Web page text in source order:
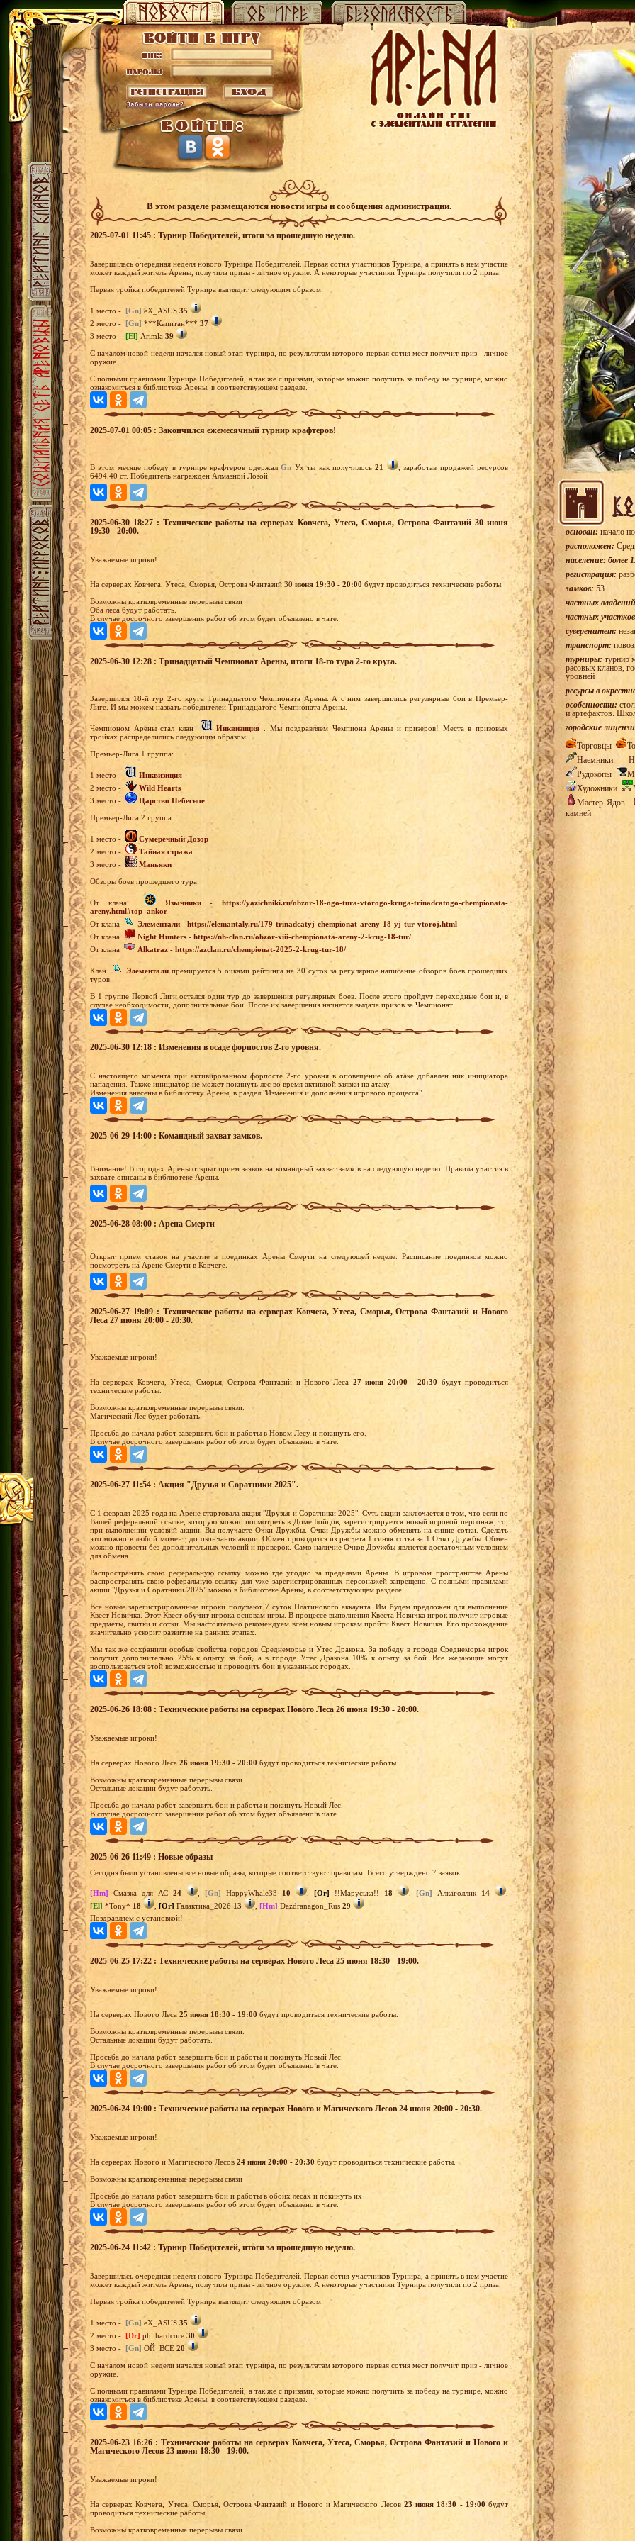
В этом разделе размещаются новости игры и сообщения администрации.
2025-07-01 11:45 : Турнир Победителей, итоги за прошедшую неделю.
Завершилась очередная неделя нового Турнира Победителей. Первая сотня участников Турнира, а принять в нем участие
может каждый житель Арены, получила призы - личное оружие. А некоторые участники Турнира получили по 2 приза.
Первая тройка победителей Турнира выглядит следующим образом:
1 место - [Gn] eX_ASUS 35
2 место - [Gn] ***Капитан*** 37
3 место - [El] Arimla 39
С началом новой недели начался новый этап турнира, по результатам которого первая сотня мест получит приз - личное
оружие.
С полными правилами Турнира Победителей, а так же с призами, которые можно получить за победу на турнире, можно
ознакомиться в библиотеке Арены, в соответствующем разделе.
2025-07-01 00:05 : Закончился ежемесячный турнир крафтеров!
В этом месяце победу в турнире крафтеров одержалGn Ух ты как получилось21
, заработав продажей ресурсов
6494.40 ст. Победитель награжден Алмазной Лозой.
2025-06-30 18:27 : Технические работы на серверах Ковчега, Утеса, Сморья, Острова Фантазий 30 июня
19:30 - 20:00.
Уважаемые игроки!
На серверах Ковчега, Утеса, Сморья, Острова Фантазий 30 июня 19:30 - 20:00 будут проводиться технические работы.
Возможны кратковременные перерывы связи
Оба леса будут работать.
В случае досрочного завершения работ об этом будет объявлено в чате.
2025-06-30 12:28 : Тринадцатый Чемпионат Арены, итоги 18-го тура 2-го круга.
Завершился 18-й тур 2-го круга Тринадцатого Чемпионата Арены. А с ним завершились регулярные бои в Премьер-
Лиге. И мы можем назвать победителей Тринадцатого Чемпионата Арены.
Чемпионом Арены стал клан Инквизиция . Мы поздравляем Чемпиона Арены и призеров! Места в призовых
тройках распределились следующим образом:
Премьер-Лига 1 группа:
1 место -
Инквизиция
2 место -
Wild Hearts
3 место -
Царство Небесное
Премьер-Лига 2 группа:
1 место -
Сумеречный Дозор
2 место -
Тайная стража
3 место -
Маньяки
Обзоры боев прошедшего тура:
От клана Язычники-https://yazichniki.ru/obzor-18-ogo-tura-vtorogo-kruga-trinadcatogo-chempionata-
areny.html#top_ankor
От клана
Элементали -https://elemantaly.ru/179-trinadcatyj-chempionat-areny-18-yj-tur-vtoroj.html
От клана
Night Hunters - https://nh-clan.ru/obzor-xiii-chempionata-areny-2-krug-18-tur/
От клана
Alkatraz - https://azclan.ru/chempionat-2025-2-krug-tur-18/
Клан Элементалипремируется 5 очками рейтинга на 30 суток за регулярное написание обзоров боев прошедших
туров.
В 1 группе Первой Лиги остался один тур до завершения регулярных боев. После этого пройдут переходные бои и, в
случае необходимости, дополнительные бои. После их завершения начнется выдача призов за Чемпионат.
2025-06-30 12:18 : Изменения в осаде форпостов 2-го уровня.
С настоящего момента при активированном форпосте 2-го уровня в оповещение об атаке добавлен ник инициатора
нападения. Также инициатор не может покинуть лес во время активной заявки на атаку.
Изменения внесены в библиотеку Арены, в раздел "Изменения и дополнения игрового процесса".
2025-06-29 14:00 : Командный захват замков.
Внимание! В городах Арены открыт прием заявок на командный захват замков на следующую неделю. Правила участия в
захвате описаны в библиотеке Арены.
2025-06-28 08:00 : Арена Смерти
Открыт прием ставок на участие в поединках Арены Смерти на следующей неделе. Расписание поединков можно
посмотреть на Арене Смерти в Ковчеге.
2025-06-27 19:09 : Технические работы на серверах Ковчега, Утеса, Сморья, Острова Фантазий и Нового
Леса 27 июня 20:00 - 20:30.
Уважаемые игроки!
На серверах Ковчега, Утеса, Сморья, Острова Фантазий и Нового Леса 27 июня 20:00 - 20:30 будут проводиться
технические работы.
Возможны кратковременные перерывы связи.
Магический Лес будет работать.
Просьба до начала работ завершить бои и работы в Новом Лесу и покинуть его.
В случае досрочного завершения работ об этом будет объявлено в чате.
2025-06-27 11:54 : Акция "Друзья и Соратники 2025".
С 1 февраля 2025 года на Арене стартовала акция "Друзья и Соратники 2025". Суть акции заключается в том, что если по
Вашей реферальной ссылке, которую можно посмотреть в Доме Бойцов, зарегистрируется новый игровой персонаж, то,
при выполнении условий акции, Вы получаете Очки Дружбы. Очки Дружбы можно обменять на синие сотки. Сделать
это можно в любой момент, до окончания акции. Обмен проводится из расчета 1 синяя сотка за 1 Очко Дружбы. Обмен
можно провести без дополнительных условий и проверок. Само наличие Очков Дружбы является достаточным условием
для обмена.
Распространять свою реферальную ссылку можно где угодно за пределами Арены. В игровом пространстве Арены
распространять свою реферальную ссылку для уже зарегистрированных персонажей запрещено. С полными правилами
акции "Друзья и Соратники 2025" можно в библиотеке Арены, в соответствующем разделе.
Все новые зарегистрированные игроки получают 7 суток Платинового аккаунта. Им будем предложен для выполнение
Квест Новичка. Этот Квест обучит игрока основам игры. В процессе выполнения Квеста Новичка игрок получит игровые
предметы, свитки и сотки. Мы настоятельно рекомендуем всем новым игрокам пройти Квест Новичка. Его прохождение
значительно ускорит развитие на ранних этапах.
Мы так же сохранили особые свойства городов Среднеморье и Утес Дракона. За победу в городе Среднеморье игрок
получит дополнительно 25% к опыту за бой, а в городе Утес Дракона 10% к опыту за бой. Все желающие могут
воспользоваться этой возможностью и проводить бои в указанных городах.
2025-06-26 18:08 : Технические работы на серверах Нового Леса 26 июня 19:30 - 20:00.
Уважаемые игроки!
На серверах Нового Леса 26 июня 19:30 - 20:00 будут проводиться технические работы.
Возможны кратковременные перерывы связи.
Остальные локации будут работать.
Просьба до начала работ завершить бои и работы и покинуть Новый Лес.
В случае досрочного завершения работ об этом будет объявлено в чате.
2025-06-26 11:49 : Новые образы
Сегодня были установлены все новые образы, которые соответствуют правилам. Всего утверждено 7 заявок:
[Hm] Смазка для АС 24 [Gn] HappyWhale33 10 [Or] !!Маруська!! 18 [Gn] Алкаголлик 14
[El] *Tony* 18 [Or] Галактика_2026 13 [Hm] Dazdranagon_Rus 29
Поздравляем с установкой!
2025-06-25 17:22 : Технические работы на серверах Нового Леса 25 июня 18:30 - 19:00.
Уважаемые игроки!
На серверах Нового Леса 25 июня 18:30 - 19:00 будут проводиться технические работы.
Возможны кратковременные перерывы связи.
Остальные локации будут работать.
Просьба до начала работ завершить бои и работы и покинуть Новый Лес.
В случае досрочного завершения работ об этом будет объявлено в чате.
2025-06-24 19:00 : Технические работы на серверах Нового и Магического Лесов 24 июня 20:00 - 20:30.
Уважаемые игроки!
На серверах Нового и Магического Лесов 24 июня 20:00 - 20:30 будут проводиться технические работы.
Возможны кратковременные перерывы связи
Просьба до начала работ завершить бои и работы в обоих лесах и покинуть их
В случае досрочного завершения работ об этом будет объявлено в чате.
2025-06-24 11:42 : Турнир Победителей, итоги за прошедшую неделю.
Завершилась очередная неделя нового Турнира Победителей. Первая сотня участников Турнира, а принять в нем участие
может каждый житель Арены, получила призы - личное оружие. А некоторые участники Турнира получили по 2 приза.
Первая тройка победителей Турнира выглядит следующим образом:
1 место - [Gn] eX_ASUS 35
2 место - [Dr] philhardcore 30
3 место - [Gn] ОЙ_ВСЕ 20
С началом новой недели начался новый этап турнира, по результатам которого первая сотня мест получит приз - личное
оружие.
С полными правилами Турнира Победителей, а так же с призами, которые можно получить за победу на турнире, можно
ознакомиться в библиотеке Арены, в соответствующем разделе.
2025-06-23 16:26 : Технические работы на серверах Ковчега, Утеса, Сморья, Острова Фантазий и Нового и
Магического Лесов 23 июня 18:30 - 19:00.
Уважаемые игроки!
На серверах Ковчега, Утеса, Сморья, Острова Фантазий и Нового и Магического Лесов 23 июня 18:30 - 19:00 будут
проводиться технические работы.
Возможны кратковременные перерывы связи
основан: начало
расположен:
население: более
регистрация:
замков: 53
частных
частных
суверенитет:
транспорт:
турниры: турнир
расовых кланов,
уровней
ресурсы в
особенности:
и артефактов.
городские
Торговцы
Наемники
Рудокопы
Художники
Мастер Ядов
камней